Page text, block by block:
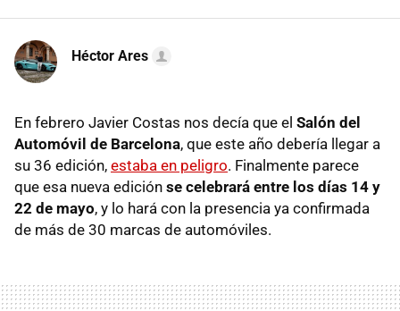
Héctor Ares
En febrero Javier Costas nos decía que el Salón del
Automóvil de Barcelona, que este año debería llegar a
su 36 edición, estaba en peligro. Finalmente parece
que esa nueva edición se celebrará entre los días 14 y
22 de mayo, y lo hará con la presencia ya confirmada
de más de 30 marcas de automóviles.